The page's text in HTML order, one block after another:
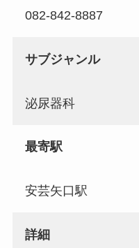
082-842-8887
サブジャンル
泌尿器科
最寄駅
安芸矢口駅
詳細